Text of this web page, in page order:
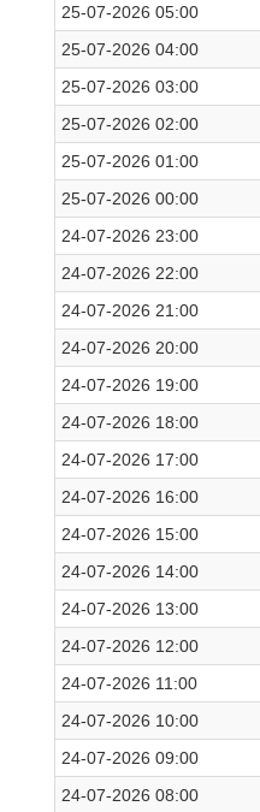
25-07-2026 05:00
25-07-2026 04:00
25-07-2026 03:00
25-07-2026 02:00
25-07-2026 01:00
25-07-2026 00:00
24-07-2026 23:00
24-07-2026 22:00
24-07-2026 21:00
24-07-2026 20:00
24-07-2026 19:00
24-07-2026 18:00
24-07-2026 17:00
24-07-2026 16:00
24-07-2026 15:00
24-07-2026 14:00
24-07-2026 13:00
24-07-2026 12:00
24-07-2026 11:00
24-07-2026 10:00
24-07-2026 09:00
24-07-2026 08:00